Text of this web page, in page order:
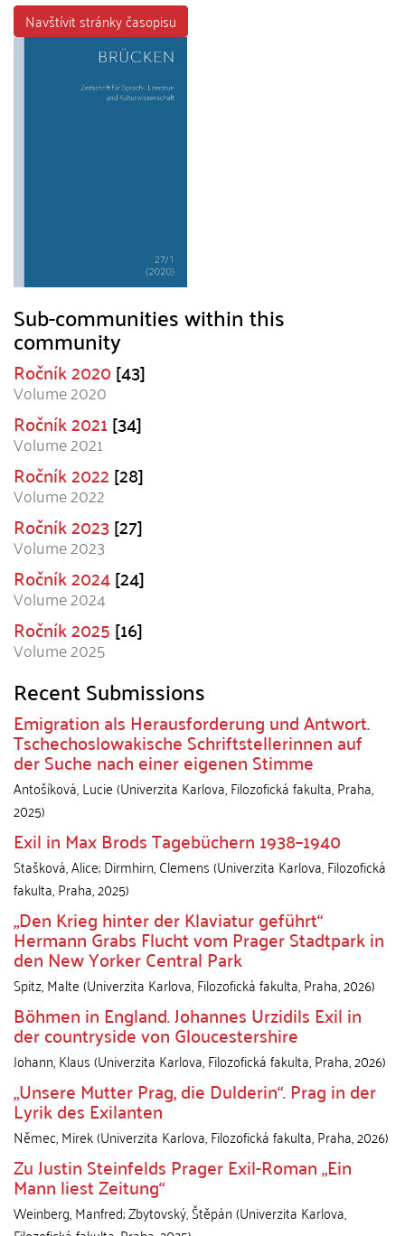
Navštívit stránky časopisu
Sub-communities within this
community
Ročník 2020[43]
Volume 2020
Ročník 2021[34]
Volume 2021
Ročník 2022[28]
Volume 2022
Ročník 2023[27]
Volume 2023
Ročník 2024[24]
Volume 2024
Ročník 2025[16]
Volume 2025
Recent Submissions
Emigration als Herausforderung und Antwort.
Tschechoslowakische Schriftstellerinnen auf
der Suche nach einer eigenen Stimme
Antošíková, Lucie(Univerzita Karlova, Filozofická fakulta,Praha,
2025)
Exil in Max Brods Tagebüchern 1938–1940
Stašková, Alice;Dirmhirn, Clemens(Univerzita Karlova, Filozofická
fakulta,Praha,2025)
„Den Krieg hinter der Klaviatur geführt“
Hermann Grabs Flucht vom Prager Stadtpark in
den New Yorker Central Park
Spitz, Malte(Univerzita Karlova, Filozofická fakulta,Praha,2026)
Böhmen in England. Johannes Urzidils Exil in
der countryside von Gloucestershire
Johann, Klaus(Univerzita Karlova, Filozofická fakulta,Praha,2026)
„Unsere Mutter Prag, die Dulderin“. Prag in der
Lyrik des Exilanten
Němec, Mirek(Univerzita Karlova, Filozofická fakulta,Praha,2026)
Zu Justin Steinfelds Prager Exil-Roman „Ein
Mann liest Zeitung“
Weinberg, Manfred;Zbytovský, Štěpán(Univerzita Karlova,